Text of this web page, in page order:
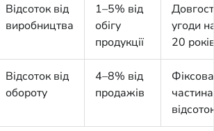
Відсоток від
виробництва
1–5% від
обігу
продукції
угоди
20
Відсоток від
обороту
4–8% від
продажів